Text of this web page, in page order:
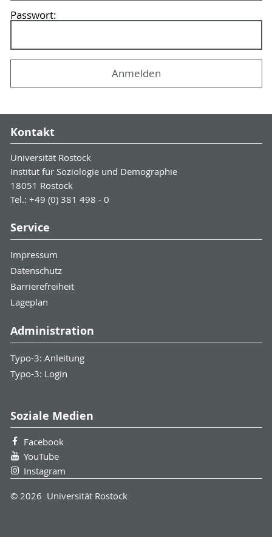
Passwort:
Kontakt
Universität Rostock
Institut für Soziologie und Demographie
18051 Rostock
Tel.: +49 (0) 381 498 - 0
Service
Impressum
Datenschutz
Barrierefreiheit
Lageplan
Administration
Typo-3: Anleitung
Typo-3: Login
Soziale Medien
Facebook
YouTube
Instagram
© 2026 Universität Rostock